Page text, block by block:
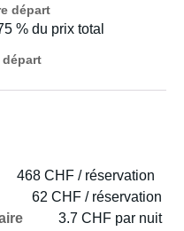
départ
% du prix total
468 CHF / réservation
62 CHF / réservation
3.7 CHF par nuit